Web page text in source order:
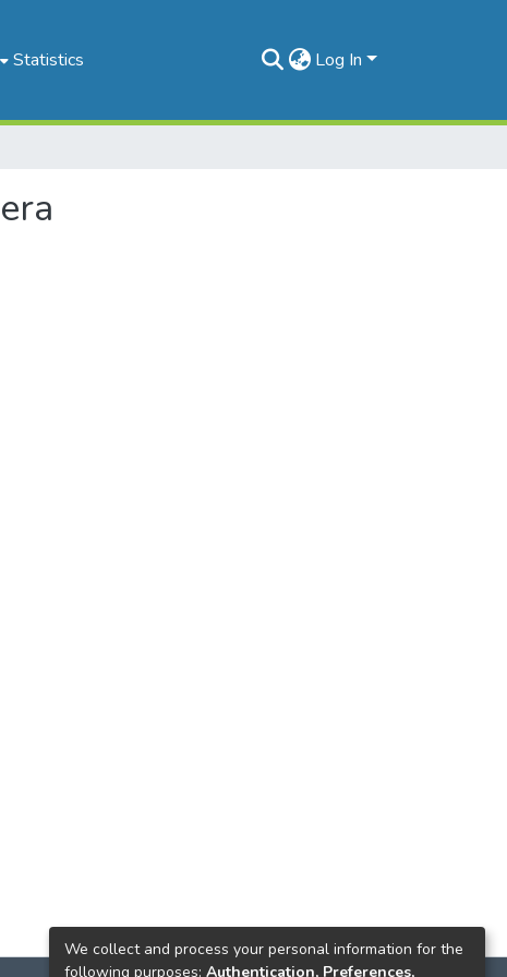
Statistics Log In
We collect and process your personal information for the
following purposes: Authentication, Preferences,